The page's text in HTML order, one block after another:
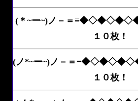
(＊~ー~)ノ－＝
１０枚！
(ノ*~ー~)ノ－＝
１０枚！